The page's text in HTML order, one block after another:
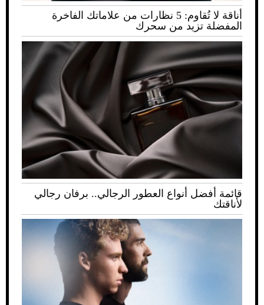
أناقة لا تُقاوم: 5 نظارات من علاماتك الفاخرة
المفضلة تزيد من سحرك
قائمة أفضل أنواع العطور الرجالي.. برفان رجالي
لأناقتك